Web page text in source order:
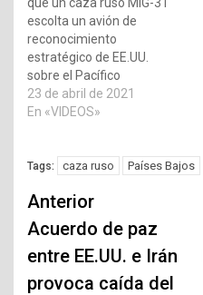
escolta un avión de
reconocimiento
estratégico de EE.UU.
sobre el Pacífico
23 de abril de 2021
En «VIDEOS»
Tags: caza ruso Países Bajos
Navegación
de
entradas
Anterior
Acuerdo de paz
entre EE.UU. e Irán
provoca caída del